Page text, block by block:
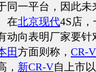
一平台，因此未
在北京现代4S店
动向表明厂家要针
田方面则称， CR-V
， 新CR-V自上市